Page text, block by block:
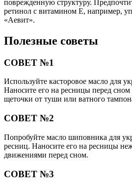
поврежденную структуру.
ретинол с витамином Е, например,
«Аевит».
Полезные советы
СОВЕТ №1
Используйте касторовое масло для
Наносите его на ресницы перед
щеточки от туши или ватного
СОВЕТ №2
Попробуйте масло шиповника для
ресниц. Наносите его на ресницы
движениями перед сном.
СОВЕТ №3